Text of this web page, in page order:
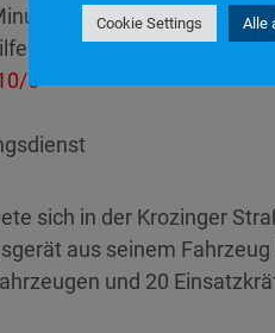
> H3
6
sich in der Krozinger
aus seinem
und 20
Cookie Settings Alle